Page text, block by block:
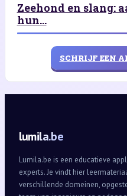
Zeehond en slang:
hun...
SCHRIJF EEN
lumila.be
Lumila.be is een educatieve
experts. Je vindt hier
verschillende domeinen,